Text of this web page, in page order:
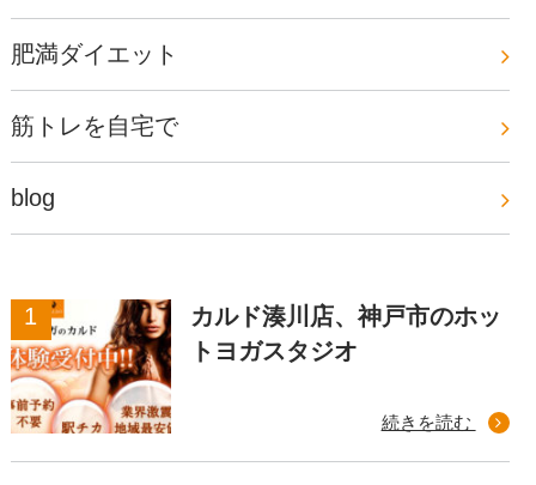
肥満ダイエット
筋トレを自宅で
blog
カルド湊川店、神戸市のホッ
トヨガスタジオ
続きを読む